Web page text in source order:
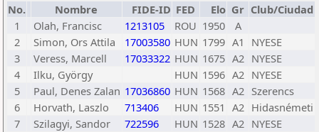
No. Nombre FIDE-ID FED Elo Gr Club/Ciudad
1
Olah, Francisc 1213105 ROU 1950
A
2
Simon, Ors Attila 17003580 HUN 1799 A1
NYESE
3
Veress, Marcell 17033322 HUN 1675 A2 NYESE
4
Ilku, György HUN 1596 A2 NYESE
5
Paul, Denes Zalan 17036860 HUN 1568 A2 Szerencs
6
Horvath, Laszlo 713406 HUN 1551 A2 Hidasnémeti
7
Szilagyi, Sandor 722596 HUN 1528 A2 NYESE